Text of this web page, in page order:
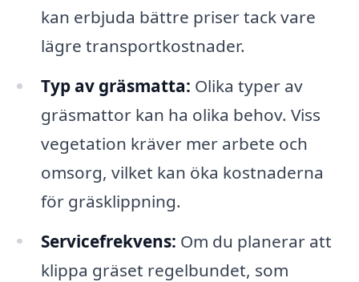
kan erbjuda bättre priser tack vare
lägre transportkostnader.
Typ av gräsmatta: Olika typer av
gräsmattor kan ha olika behov. Viss
vegetation kräver mer arbete och
omsorg, vilket kan öka kostnaderna
för gräsklippning.
Servicefrekvens: Om du planerar att
klippa gräset regelbundet, som